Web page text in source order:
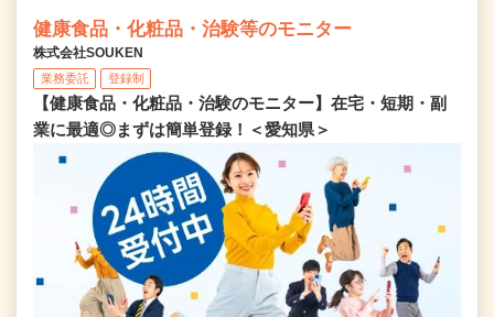
健康食品・化粧品・治験等のモニター
株式会社SOUKEN
業務委託 登録制
【健康食品・化粧品・治験のモニター】在宅・短期・副
業に最適◎まずは簡単登録！＜愛知県＞